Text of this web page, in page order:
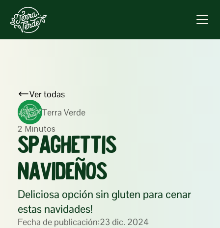
Ver todas
Terra Verde
2 Minutos
SPAGHETTIS
NAVIDEÑOS
Deliciosa opción sin gluten para cenar
estas navidades!
Fecha de publicación:23 dic. 2024